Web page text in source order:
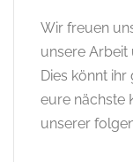
Wir freuen
unsere
Dies könnt
eure nächste
unserer